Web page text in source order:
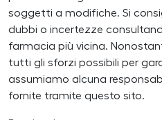
soggetti a modifiche. Si
dubbi o incertezze
farmacia più vicina.
tutti gli sforzi possibili per
assumiamo alcuna
fornite tramite questo sito.